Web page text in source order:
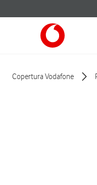
Copertura Vodafone